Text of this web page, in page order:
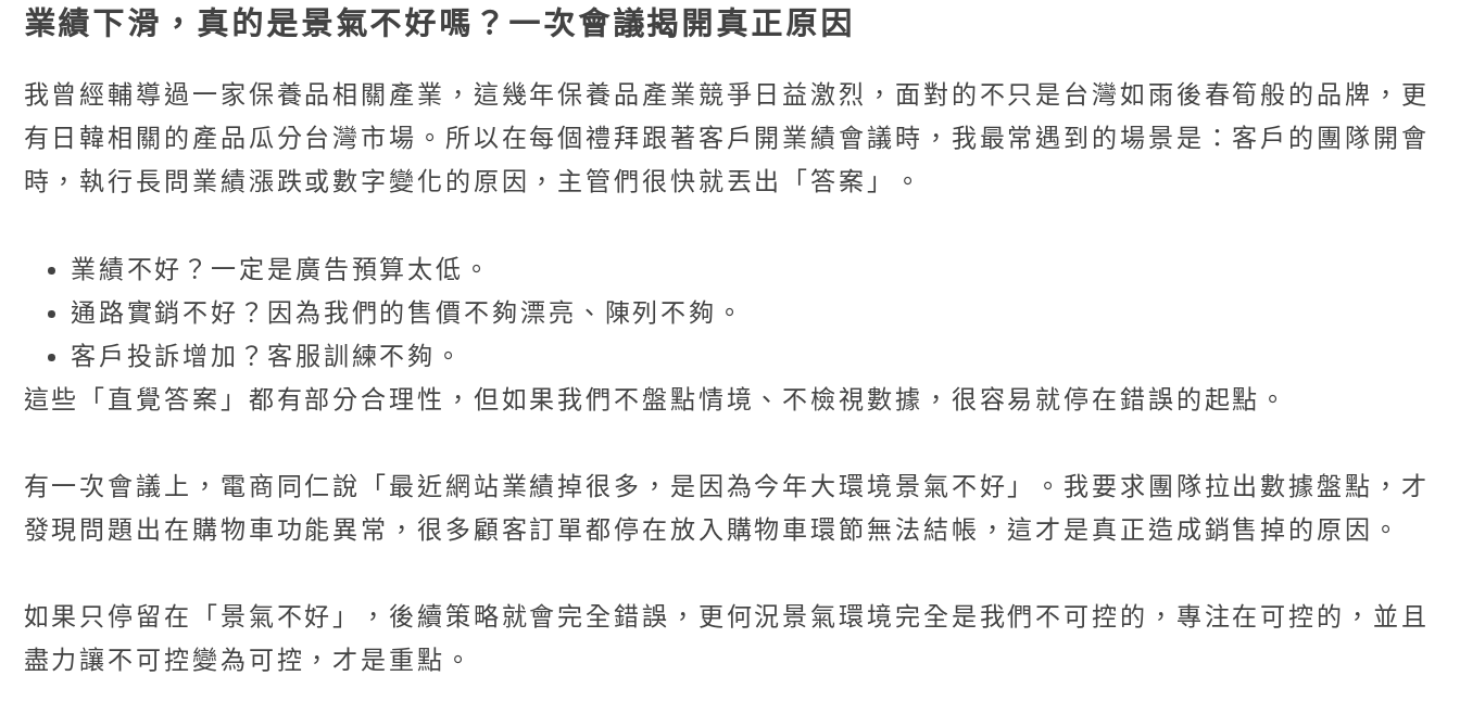
業績下滑，真的是景氣不好嗎？一次會議揭開真正原因
我曾經輔導過一家保養品相關產業，這幾年保養品產業競爭日益激烈，面對的不只是台灣如雨後春筍般的品牌，更
有日韓相關的產品瓜分台灣市場。所以在每個禮拜跟著客戶開業績會議時，我最常遇到的場景是：客戶的團隊開會
時，執行長問業績漲跌或數字變化的原因，主管們很快就丟出「答案」。
業績不好？一定是廣告預算太低。
通路實銷不好？因為我們的售價不夠漂亮、陳列不夠。
客戶投訴增加？客服訓練不夠。
這些「直覺答案」都有部分合理性，但如果我們不盤點情境、不檢視數據，很容易就停在錯誤的起點。
有一次會議上，電商同仁說「最近網站業績掉很多，是因為今年大環境景氣不好」。我要求團隊拉出數據盤點，才
發現問題出在購物車功能異常，很多顧客訂單都停在放入購物車環節無法結帳，這才是真正造成銷售掉的原因。
如果只停留在「景氣不好」，後續策略就會完全錯誤，更何況景氣環境完全是我們不可控的，專注在可控的，並且
盡力讓不可控變為可控，才是重點。